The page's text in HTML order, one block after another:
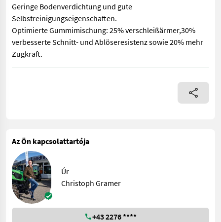
Geringe Bodenverdichtung und gute
Selbstreinigungseigenschaften.
Optimierte Gummimischung: 25% verschleißärmer,30%
verbesserte Schnitt- und Ablöseresistenz sowie 20% mehr
Zugkraft.
1 Neuer Reifen BKT 380/70R20 Agrimax RT 765 132B;
Az Ön kapcsolattartója
Úr
Christoph Gramer
+43 2276 ****